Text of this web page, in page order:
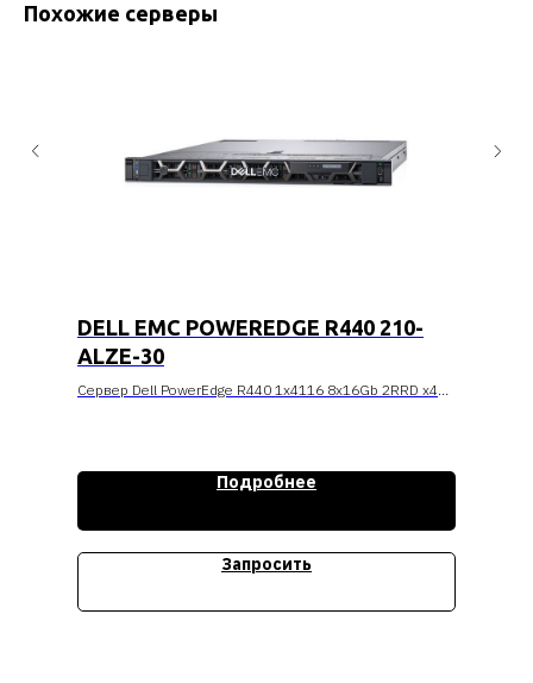
Похожие серверы
DELL EMC POWEREDGE R440 210-
ALZE-30
Сервер Dell PowerEdge R440 1x4116 8x16Gb 2RRD x4
Стоимость уточняйтеПодробнее
Запросить